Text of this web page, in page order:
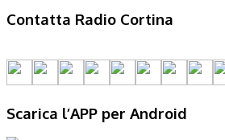
Contatta Radio Cortina
Scarica l’APP per Android